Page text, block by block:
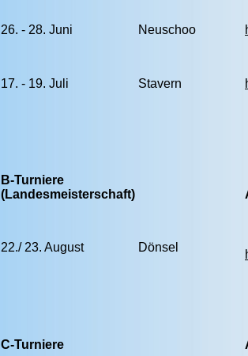
26. - 28. Juni Neuschoo
17. - 19. Juli Stavern
B-Turniere
(Landesmeisterschaft)
22./ 23. August Dönsel
C-Turniere